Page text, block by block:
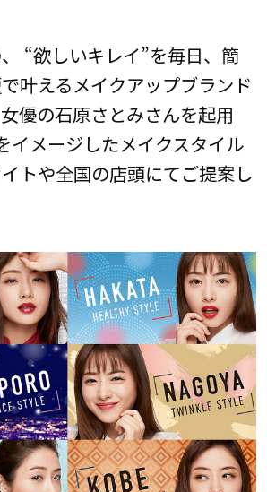
“欲しいキレイ”を毎日、簡
叶えるメイクアップブランド
女優の石原さとみさんを起用
イメージしたメイクスタイル
トや全国の店頭にてご提案し